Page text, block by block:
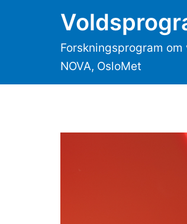
Forskningsprogram
NOVA, OsloMet